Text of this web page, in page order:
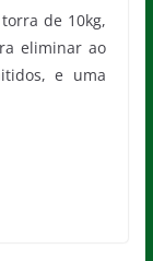
de 10kg,
eliminar ao
e uma